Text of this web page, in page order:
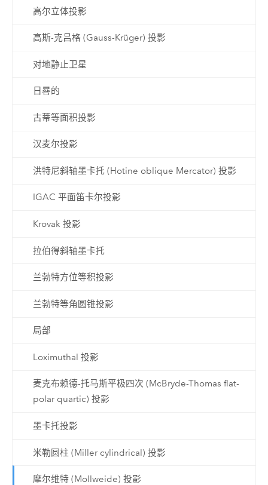
高尔立体投影
高斯-克吕格 (Gauss-Krüger) 投影
对地静止卫星
日晷的
古蒂等面积投影
汉麦尔投影
洪特尼斜轴墨卡托 (Hotine oblique Mercator) 投影
IGAC 平面笛卡尔投影
Krovak 投影
拉伯得斜轴墨卡托
兰勃特方位等积投影
兰勃特等角圆锥投影
局部
Loximuthal 投影
麦克布赖德-托马斯平极四次 (McBryde-Thomas flat-
polar quartic) 投影
墨卡托投影
米勒圆柱 (Miller cylindrical) 投影
摩尔维特 (Mollweide) 投影